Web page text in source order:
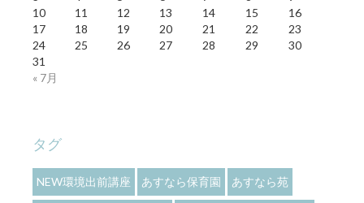
« 7月
10
11 12 13 14 15
16
17
18 19 20 21 22
23
24
25 26 27 28 29
30
31
タグ
NEW環境出前講座 あすなら保育園 あすなら苑